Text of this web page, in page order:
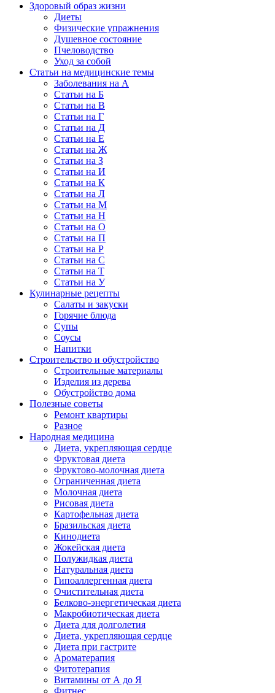
Здоровый образ жизни
Диеты
Физические упражнения
Душевное состояние
Пчеловодство
Уход за собой
Статьи на медицинские темы
Заболевания на А
Статьи на Б
Статьи на В
Статьи на Г
Статьи на Д
Статьи на Е
Статьи на Ж
Статьи на З
Статьи на И
Статьи на К
Статьи на Л
Статьи на М
Статьи на Н
Статьи на О
Статьи на П
Статьи на Р
Статьи на С
Статьи на Т
Статьи на У
Кулинарные рецепты
Салаты и закуски
Горячие блюда
Супы
Соусы
Напитки
Строительство и обустройство
Строительные материалы
Изделия из дерева
Обустройство дома
Полезные советы
Ремонт квартиры
Разное
Народная медицина
Диета, укрепляющая сердце
Фруктовая диета
Фруктово-молочная диета
Ограниченная диета
Молочная диета
Рисовая диета
Картофельная диета
Бразильская диета
Кинодиета
Жокейская диета
Полужидкая диета
Натуральная диета
Гипоаллергенная диета
Очистительная диета
Белково-энергетическая диета
Макробиотическая диета
Диета для долголетия
Диета, укрепляющая сердце
Диета при гастрите
Ароматерапия
Фитотерапия
Витамины от А до Я
Фитнес